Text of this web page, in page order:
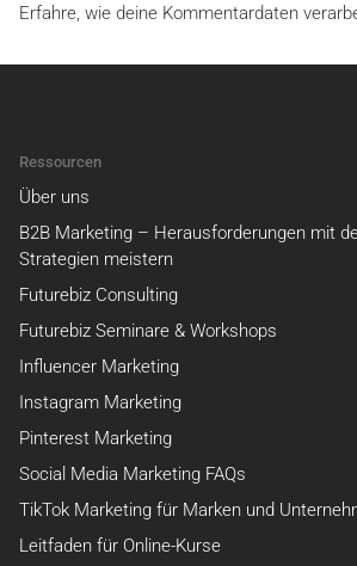
Erfahre, wie deine Kommentardaten
Ressourcen
Über uns
B2B Marketing – Herausforderungen mit
Strategien meistern
Futurebiz Consulting
Futurebiz Seminare & Workshops
Influencer Marketing
Instagram Marketing
Pinterest Marketing
Social Media Marketing FAQs
TikTok Marketing für Marken und
Leitfaden für Online-Kurse